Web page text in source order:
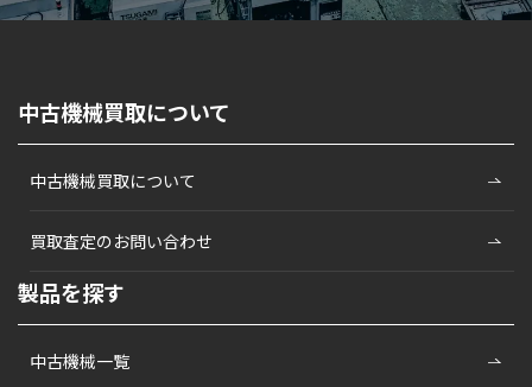
中古機械買取について
中古機械買取について
買取査定のお問い合わせ
製品を探す
中古機械一覧